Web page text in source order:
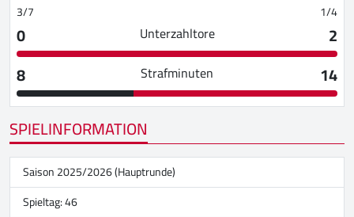
3/7 1/4
0 Unterzahltore
2
8
Strafminuten
14
SPIELINFORMATION
Saison 2025/2026 (Hauptrunde)
Spieltag: 46